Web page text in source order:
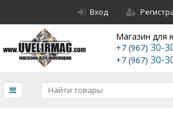
Вход
Магазин для
+7 (967) 30-
+7 (967) 30-